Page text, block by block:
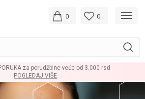
0 0
veće od 3.000 rsd